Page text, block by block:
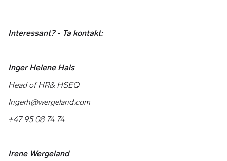
Interessant? - Ta kontakt:
Inger Helene Hals
Head of HR& HSEQ
Ingerh@wergeland.com
+47 95 08 74 74
Irene Wergeland